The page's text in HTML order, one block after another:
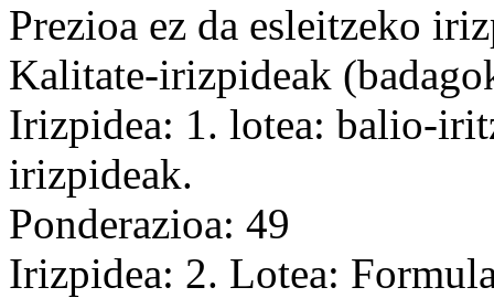
Prezioa ez da esleitzeko
Kalitate-irizpideak
Irizpidea: 1. lotea: balio-
irizpideak.
Ponderazioa: 49
Irizpidea: 2. Lotea: